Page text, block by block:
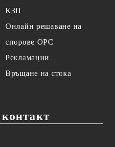
КЗП
Онлайн решаване на
спорове OPC
Рекламации
Връщане на стока